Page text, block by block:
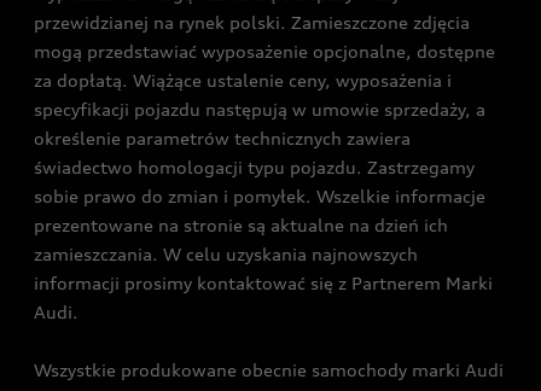
przewidzianej na rynek polski. Zamieszczone zdjęcia
mogą przedstawiać wyposażenie opcjonalne, dostępne
za dopłatą. Wiążące ustalenie ceny, wyposażenia i
specyfikacji pojazdu następują w umowie sprzedaży, a
określenie parametrów technicznych zawiera
świadectwo homologacji typu pojazdu. Zastrzegamy
sobie prawo do zmian i pomyłek. Wszelkie informacje
prezentowane na stronie są aktualne na dzień ich
zamieszczania. W celu uzyskania najnowszych
informacji prosimy kontaktować się z Partnerem Marki
Audi.
Wszystkie produkowane obecnie samochody marki Audi